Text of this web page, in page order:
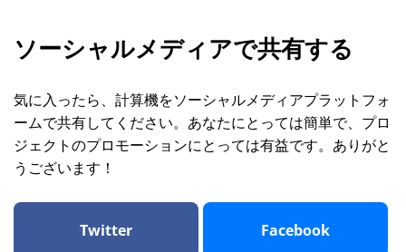
ソーシャルメディアで共有する
気に入ったら、計算機をソーシャルメディアプラットフォ
ームで共有してください。あなたにとっては簡単で、プロ
ジェクトのプロモーションにとっては有益です。ありがと
うございます！
Twitter Facebook